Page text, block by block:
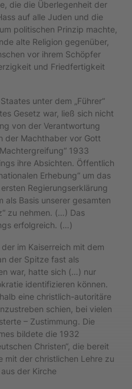
die die Überlegenheit der
auf alle Juden und die
politischen Prinzip machte,
alte Religion gegenüber,
vor ihrem Schöpfer
und Friedfertigkeit
unter dem „Führer“
Gesetz war, ließ sich nicht
von der Verantwortung
der Machthaber vor Gott
1933
ihre Absichten. Öffentlich
Erhebung“ um das
Regierungserklärung
als Basis unserer gesamten
zu nehmen. (…) Das
erfolgreich. (…)
im Kaiserreich mit dem
der Spitze fast als
war, hatte sich (…) nur
identifizieren können.
eine christlich-autoritäre
schien, bei vielen
– Zustimmung. Die
bildete die 1932
Christen“, die bereit
mit der christlichen Lehre zu
der Kirche